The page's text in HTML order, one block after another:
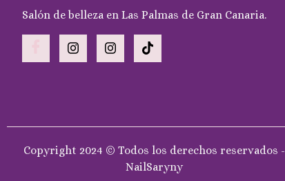
Salón de belleza en Las Palmas de Gran Canaria.
Copyright 2024 © Todos los derechos reservados -
NailSaryny